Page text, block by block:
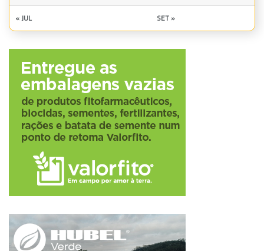
« JUL SET »